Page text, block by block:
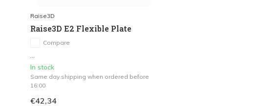
Raise3D
Raise3D E2 Flexible Plate
Compare
In stock
Same day shipping when ordered before
16:00
€42,34